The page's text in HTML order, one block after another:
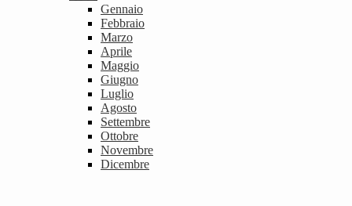
Gennaio
Febbraio
Marzo
Aprile
Maggio
Giugno
Luglio
Agosto
Settembre
Ottobre
Novembre
Dicembre